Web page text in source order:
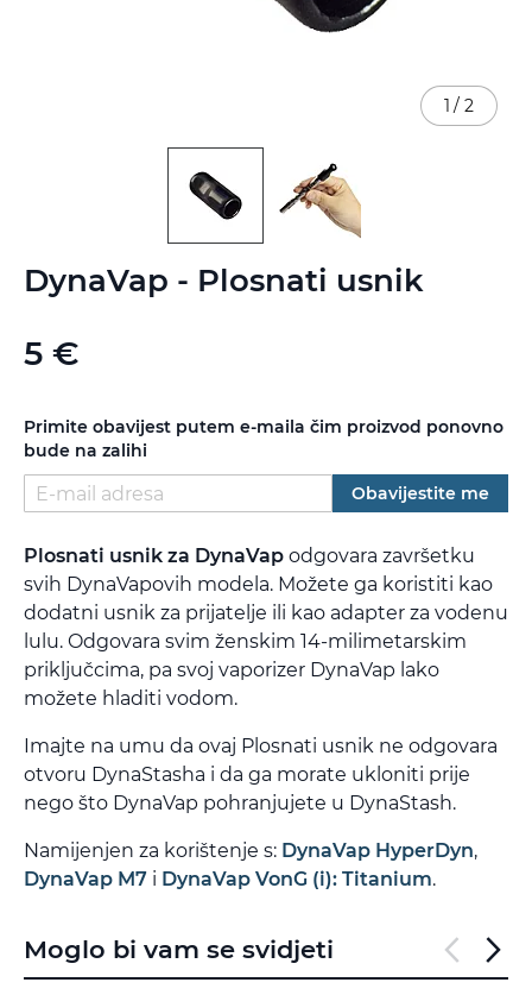
DynaVap - Plosnati usnik
5 €
Primite obavijest putem e-maila čim proizvod ponovno
bude na zalihi
Obavijestite me
Plosnati usnik za DynaVap odgovara završetku
svih DynaVapovih modela. Možete ga koristiti kao
dodatni usnik za prijatelje ili kao adapter za vodenu
lulu. Odgovara svim ženskim 14-milimetarskim
priključcima, pa svoj vaporizer DynaVap lako
možete hladiti vodom.
Imajte na umu da ovaj Plosnati usnik ne odgovara
otvoru DynaStasha i da ga morate ukloniti prije
nego što DynaVap pohranjujete u DynaStash.
Namijenjen za korištenje s: DynaVap HyperDyn,
DynaVap M7 i DynaVap VonG (i): Titanium.
1 / 2
to
the
of
gallery
Moglo bi vam se svidjeti